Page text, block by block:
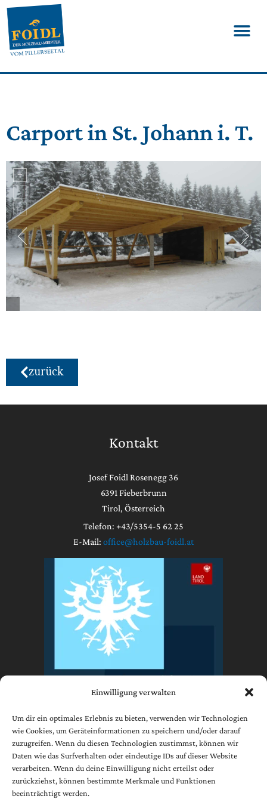
Einwilligung verwalten
Um dir ein optimales Erlebnis zu bieten, verwenden wir Technologien
wie Cookies, um Geräteinformationen zu speichern und/oder darauf
zuzugreifen. Wenn du diesen Technologien zustimmst, können wir
Daten wie das Surfverhalten oder eindeutige IDs auf dieser Website
verarbeiten. Wenn du deine Einwilligung nicht erteilst oder
zurückziehst, können bestimmte Merkmale und Funktionen
beeinträchtigt werden.
Carport in St. Johann i. T.
zurück
Kontakt
Josef Foidl Rosenegg 36
6391 Fieberbrunn
Tirol, Österreich
Telefon: +43/5354-5 62 25
E-Mail: office@holzbau-foidl.at
Impressum
Datenschutzerklärung
AGB